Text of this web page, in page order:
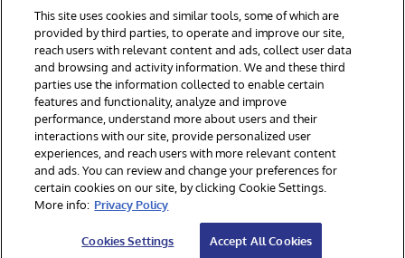
twitter youtubefacebooklinkedin
© 1996-2026 InterSystems Corporation, Boston, MA. Tutti i diritti
riservati.
Avvisi/Termini e Condizioni
Dichiarazione sulla privacy
Accessibilità
This site uses cookies and similar tools, some of which are
provided by third parties, to operate and improve our site,
reach users with relevant content and ads, collect user data
and browsing and activity information. We and these third
parties use the information collected to enable certain
features and functionality, analyze and improve
performance, understand more about users and their
interactions with our site, provide personalized user
experiences, and reach users with more relevant content
and ads. You can review and change your preferences for
certain cookies on our site, by clicking Cookie Settings.
More info: Privacy Policy
Cookies Settings Accept All Cookies